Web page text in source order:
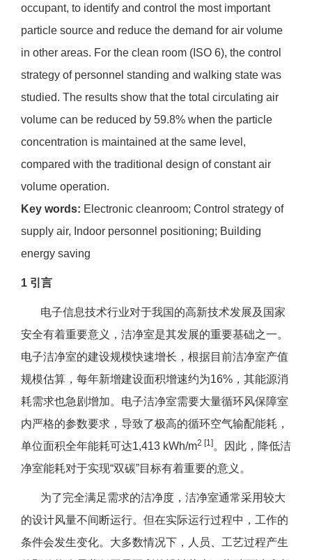
occupant, to identify and control the most important
particle source and reduce the demand for air volume
in other areas. For the clean room (ISO 6), the control
strategy of personnel standing and walking state was
studied. The results show that the total circulating air
volume can be reduced by 59.8% when the particle
concentration is maintained at the same level,
compared with the traditional design of constant air
volume operation.
Key words: Electronic cleanroom; Control strategy of
supply air, Indoor personnel positioning; Building
energy saving
1 引言
电子信息技术行业对于我国的高新技术发展及国家
安全有着重要意义，洁净室是其发展的重要基础之一。
电子洁净室的建设规模快速增长，根据目前洁净室产值
规模估算，每年新增建设面积增速约为16%，其能源消
耗需求也急剧增加。电子洁净室需要大量循环风保障室
内严格的参数要求，导致了极高的循环空气输配能耗，
单位面积全年能耗可达1,413 kWh/m2 [1] 。因此，降低洁
净室能耗对于实现“双碳”目标有着重要的意义。
为了完全满足需求的洁净度，洁净室通常采用较大
的设计风量不间断运行。但在实际运行过程中，工作的
条件会发生变化。大多数情况下，人员、工艺过程产生